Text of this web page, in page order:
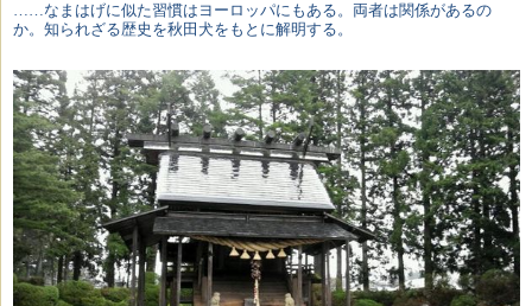
……なまはげに似た習慣はヨーロッパにもある。両者は関係があるの
か。知られざる歴史を秋田犬をもとに解明する。